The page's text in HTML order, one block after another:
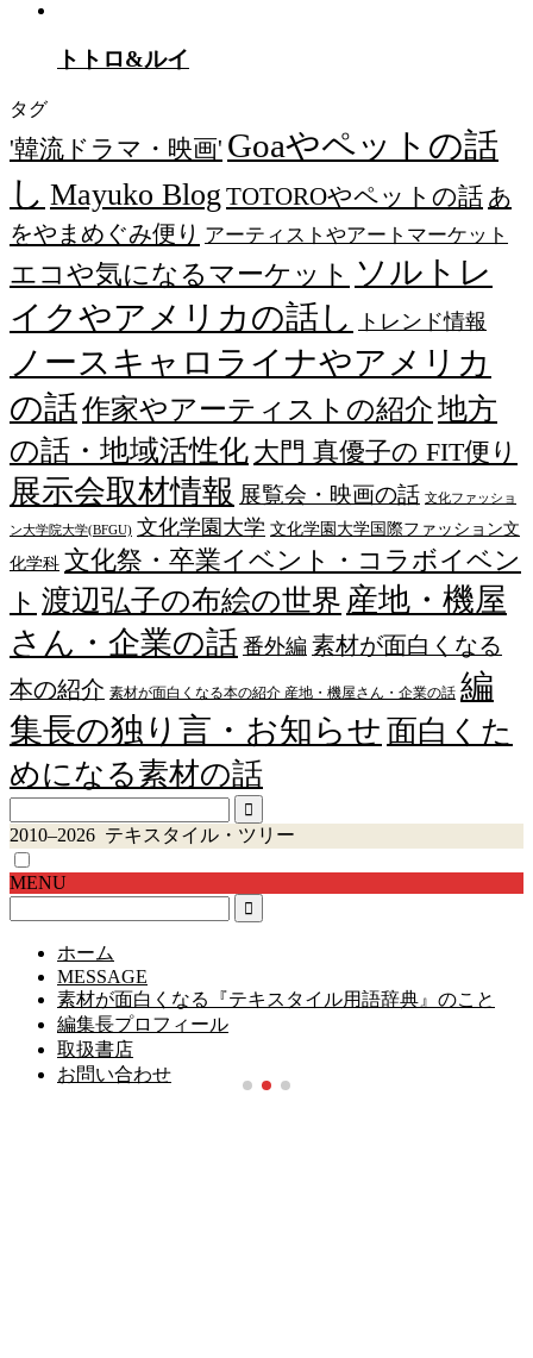
トトロ&ルイ
タグ
'韓流ドラマ・映画' Goaやペットの話
し Mayuko Blog TOTOROやペットの話 あ
をやまめぐみ便り アーティストやアートマーケット
エコや気になるマーケット ソルトレ
イクやアメリカの話し
トレンド情報
ノースキャロライナやアメリカ
の話作家やアーティストの紹介地方
の話・地域活性化 大門 真優子の FIT便り
展示会取材情報 展覧会・映画の話 文化ファッショ
ン大学院大学(BFGU) 文化学園大学 文化学園大学国際ファッション文
化学科 文化祭・卒業イベント・コラボイベン
ト 渡辺弘子の布絵の世界 産地・機屋
さん・企業の話 番外編 素材が面白くなる
本の紹介 素材が面白くなる本の紹介 産地・機屋さん・企業の話 編
集長の独り言・お知らせ 面白くた
めになる素材の話
2010–2026 テキスタイル・ツリー
MENU
ホーム
MESSAGE
素材が面白くなる『テキスタイル用語辞典』のこと
編集長プロフィール
取扱書店
お問い合わせ